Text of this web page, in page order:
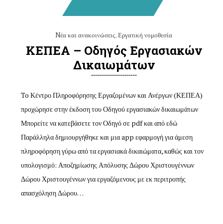
Nέα και ανακοινώσεις,Εργατική νομοθεσία
ΚΕΠΕΑ – Οδηγός Εργασιακών
Δικαιωμάτων
To Κέντρο Πληροφόρησης Εργαζομένων και Ανέργων (ΚΕΠΕΑ)
προχώρησε στην έκδοση του Οδηγού εργασιακών δικαιωμάτων
Μπορείτε να κατεβάσετε τον Οδηγό σε pdf και από εδώ
Παράλληλα δημιουργήθηκε και μια app εφαρμογή για άμεση
πληροφόρηση γύρω από τα εργασιακά δικαιώματα, καθώς και τον
υπολογισμό: Αποζημίωσης Απόλυσης Δώρου Χριστουγέννων
Δώρου Χριστουγέννων για εργαζόμενους με εκ περιτροπής
απασχόληση Δώρου…